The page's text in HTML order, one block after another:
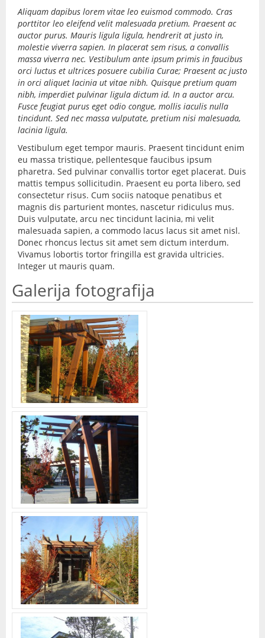
Aliquam dapibus lorem vitae leo euismod commodo. Cras
porttitor leo eleifend velit malesuada pretium. Praesent ac
auctor purus. Mauris ligula ligula, hendrerit at justo in,
molestie viverra sapien. In placerat sem risus, a convallis
massa viverra nec. Vestibulum ante ipsum primis in faucibus
orci luctus et ultrices posuere cubilia Curae; Praesent ac justo
in orci aliquet lacinia ut vitae nibh. Quisque pretium quam
nibh, imperdiet pulvinar ligula dictum id. In a auctor arcu.
Fusce feugiat purus eget odio congue, mollis iaculis nulla
tincidunt. Sed nec massa vulputate, pretium nisi malesuada,
lacinia ligula.
Vestibulum eget tempor mauris. Praesent tincidunt enim
eu massa tristique, pellentesque faucibus ipsum
pharetra. Sed pulvinar convallis tortor eget placerat. Duis
mattis tempus sollicitudin. Praesent eu porta libero, sed
consectetur risus. Cum sociis natoque penatibus et
magnis dis parturient montes, nascetur ridiculus mus.
Duis vulputate, arcu nec tincidunt lacinia, mi velit
malesuada sapien, a commodo lacus lacus sit amet nisl.
Donec rhoncus lectus sit amet sem dictum interdum.
Vivamus lobortis tortor fringilla est gravida ultricies.
Integer ut mauris quam.
Galerija fotografija